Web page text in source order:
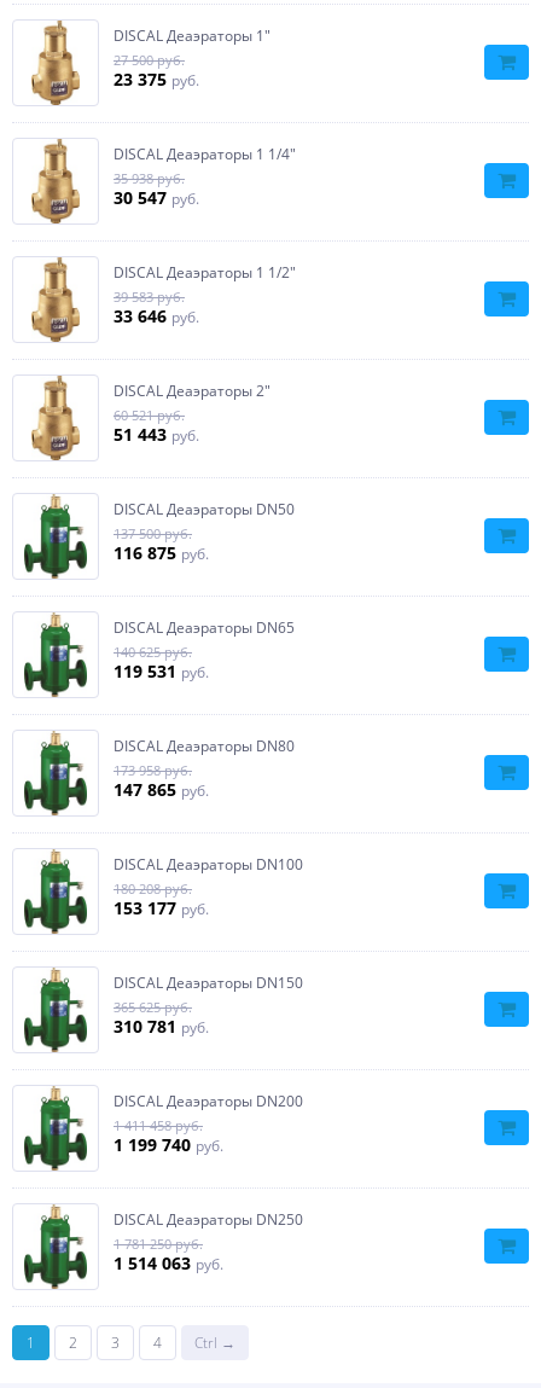
DISCAL Деаэраторы 1″
27 500 руб.
23 375 руб.
DISCAL Деаэраторы 1 1/4″
35 938 руб.
30 547 руб.
DISCAL Деаэраторы 1 1/2″
39 583 руб.
33 646 руб.
DISCAL Деаэраторы 2″
60 521 руб.
51 443 руб.
DISCAL Деаэраторы DN50
137 500 руб.
116 875 руб.
DISCAL Деаэраторы DN65
140 625 руб.
119 531 руб.
DISCAL Деаэраторы DN80
173 958 руб.
147 865 руб.
DISCAL Деаэраторы DN100
180 208 руб.
153 177 руб.
DISCAL Деаэраторы DN150
365 625 руб.
310 781 руб.
DISCAL Деаэраторы DN200
1 411 458 руб.
1 199 740 руб.
DISCAL Деаэраторы DN250
1 781 250 руб.
1 514 063 руб.
1 2 3 4 Ctrl →